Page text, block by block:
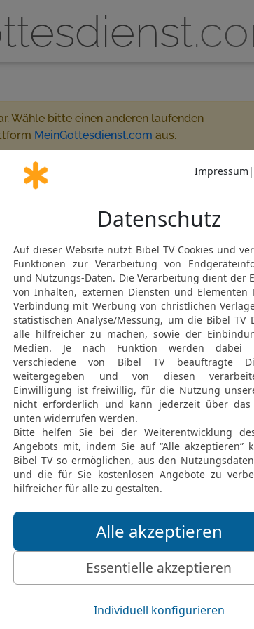
Wähle bitte einen anderen laufenden
MeinGottesdienst.com aus.
- 07:45
für MeinGottesdienst.com
Gemeinde
geben?